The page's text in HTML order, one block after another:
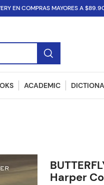
EN COMPRAS MAYORES A
ACADEMIC
Harper